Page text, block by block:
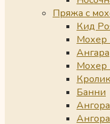
Пряжа с
Кид
Мохер
Ангара
Мохер
Банни